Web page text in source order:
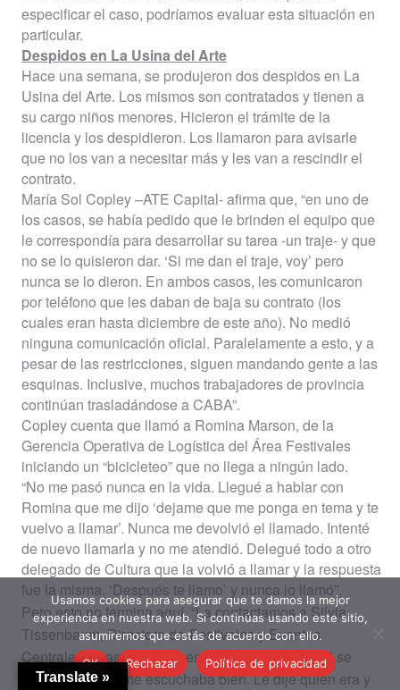
especificar el caso, podríamos evaluar esta situación en
particular.
Despidos en La Usina del Arte
Hace una semana, se produjeron dos despidos en La
Usina del Arte. Los mismos son contratados y tienen a
su cargo niños menores. Hicieron el trámite de la
licencia y los despidieron. Los llamaron para avisarle
que no los van a necesitar más y les van a rescindir el
contrato.
María Sol Copley –ATE Capital- afirma que, “en uno de
los casos, se había pedido que le brinden el equipo que
le correspondía para desarrollar su tarea -un traje- y que
no se lo quisieron dar. ‘Si me dan el traje, voy’ pero
nunca se lo dieron. En ambos casos, les comunicaron
por teléfono que les daban de baja su contrato (los
cuales eran hasta diciembre de este año). No medió
ninguna comunicación oficial. Paralelamente a esto, y a
pesar de las restricciones, siguen mandando gente a las
esquinas. Inclusive, muchos trabajadores de provincia
continúan trasladándose a CABA”.
Copley cuenta que llamó a Romina Marson, de la
Gerencia Operativa de Logística del Área Festivales
iniciando un “bicicleteo” que no llega a ningún lado.
“No me pasó nunca en la vida. Llegué a hablar con
Romina que me dijo ‘dejame que me ponga en tema y te
vuelvo a llamar’. Nunca me devolvió el llamado. Intenté
de nuevo llamarla y no me atendió. Delegué todo a otro
delegado de Cultura que la volvió a llamar y la respuesta
fue la misma. ‘Después te llamo’ y nunca lo llamó”.
Pero esto no termina aquí. “La contactamos a Silvia
Tissenbaum, Directora de Festivales y Eventos
Centrales y pasó exactamente lo mismo. No sé si se
hacía la que no me escuchaba bien. Le dije quien era y
Translate »
Usamos cookies para asegurar que te damos la mejor
experiencia en nuestra web. Si continúas usando este sitio,
asumiremos que estás de acuerdo con ello.
OK
Rechazar Política de privacidad